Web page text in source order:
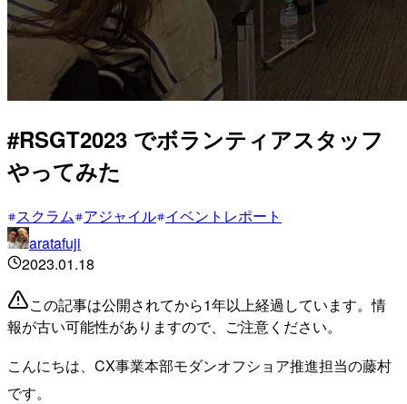
#RSGT2023 でボランティアスタッフ
やってみた
スクラム アジャイル イベントレポート
aratafuji
2023.01.18
この記事は公開されてから1年以上経過しています。情
報が古い可能性がありますので、ご注意ください。
こんにちは、CX事業本部モダンオフショア推進担当の藤村
です。